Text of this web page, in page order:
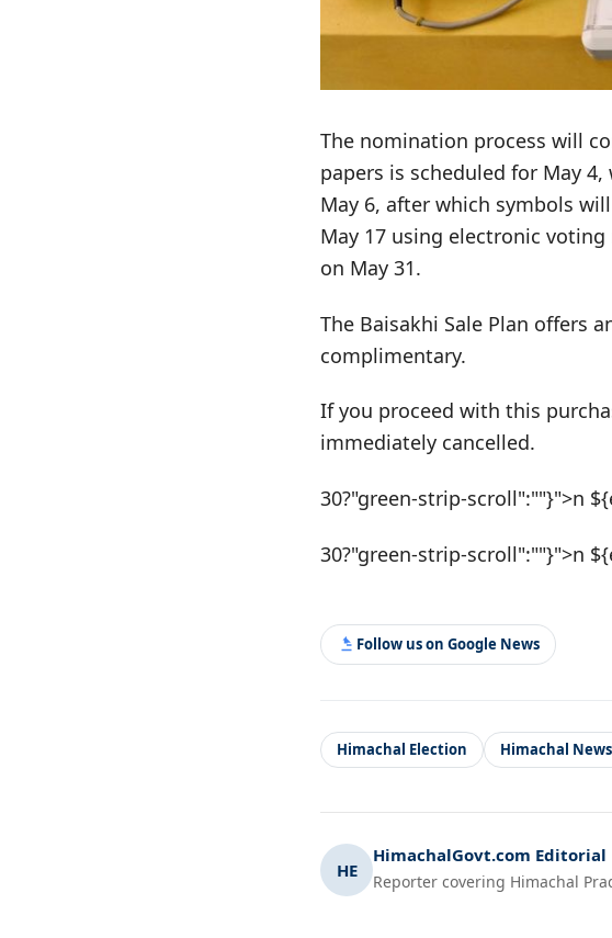
The nomination process will
papers is scheduled for May
May 6, after which symbols
May 17 using electronic
on May 31.
The Baisakhi Sale Plan offers
complimentary.
If you proceed with this
immediately cancelled.
30?"green-strip-scroll":""}">n
30?"green-strip-scroll":""}">n
Follow us on Google News
Himachal Election Himachal
HE
HimachalGovt.com Editorial
Reporter covering Himachal